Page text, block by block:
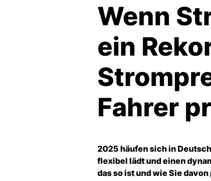
Wenn
ein
Fahrer
2025 häufen sich in
flexibel lädt und einen
das so ist und wie Sie